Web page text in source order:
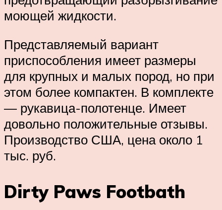
моющей жидкости.
Представляемый вариант
приспособления имеет размеры
для крупных и малых пород, но при
этом более компактен. В комплекте
— рукавица-полотенце. Имеет
довольно положительные отзывы.
Производство США, цена около 1
тыс. руб.
Dirty Paws Footbath